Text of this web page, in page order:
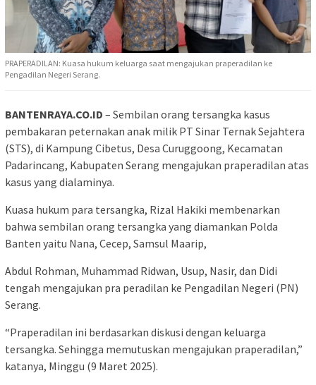
PRAPERADILAN: Kuasa hukum keluarga saat mengajukan praperadilan ke
Pengadilan Negeri Serang.
BANTENRAYA.CO.ID – Sembilan orang tersangka kasus
pembakaran peternakan anak milik PT Sinar Ternak Sejahtera
(STS), di Kampung Cibetus, Desa Curuggoong, Kecamatan
Padarincang, Kabupaten Serang mengajukan praperadilan atas
kasus yang dialaminya.
Kuasa hukum para tersangka, Rizal Hakiki membenarkan
bahwa sembilan orang tersangka yang diamankan Polda
Banten yaitu Nana, Cecep, Samsul Maarip,
Abdul Rohman, Muhammad Ridwan, Usup, Nasir, dan Didi
tengah mengajukan pra peradilan ke Pengadilan Negeri (PN)
Serang.
“Praperadilan ini berdasarkan diskusi dengan keluarga
tersangka. Sehingga memutuskan mengajukan praperadilan,”
katanya, Minggu (9 Maret 2025).